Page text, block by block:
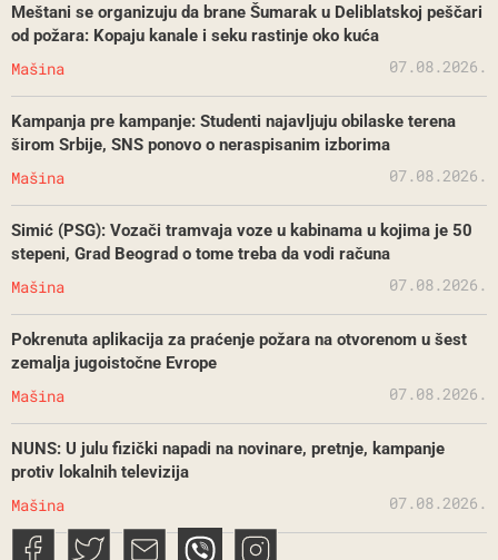
Meštani se organizuju da brane Šumarak u Deliblatskoj peščari
od požara: Kopaju kanale i seku rastinje oko kuća
Mašina 07.08.2026.
Kampanja pre kampanje: Studenti najavljuju obilaske terena
širom Srbije, SNS ponovo o neraspisanim izborima
Mašina 07.08.2026.
Simić (PSG): Vozači tramvaja voze u kabinama u kojima je 50
stepeni, Grad Beograd o tome treba da vodi računa
Mašina 07.08.2026.
Pokrenuta aplikacija za praćenje požara na otvorenom u šest
zemalja jugoistočne Evrope
Mašina 07.08.2026.
NUNS: U julu fizički napadi na novinare, pretnje, kampanje
protiv lokalnih televizija
Mašina 07.08.2026.